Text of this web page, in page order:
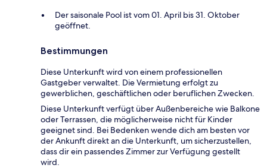
Der saisonale Pool ist vom 01. April bis 31. Oktober
geöffnet.
Bestimmungen
Diese Unterkunft wird von einem professionellen
Gastgeber verwaltet. Die Vermietung erfolgt zu
gewerblichen, geschäftlichen oder beruflichen Zwecken.
Diese Unterkunft verfügt über Außenbereiche wie Balkone
oder Terrassen, die möglicherweise nicht für Kinder
geeignet sind. Bei Bedenken wende dich am besten vor
der Ankunft direkt an die Unterkunft, um sicherzustellen,
dass dir ein passendes Zimmer zur Verfügung gestellt
wird.